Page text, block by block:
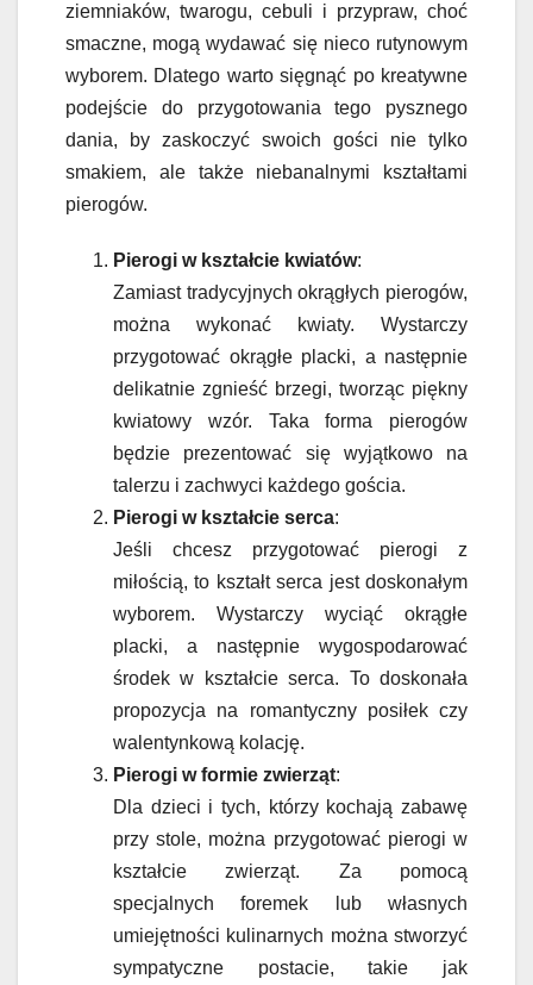
ziemniaków, twarogu, cebuli i przypraw, choć
smaczne, mogą wydawać się nieco rutynowym
wyborem. Dlatego warto sięgnąć po kreatywne
podejście do przygotowania tego pysznego
dania, by zaskoczyć swoich gości nie tylko
smakiem, ale także niebanalnymi kształtami
pierogów.
Pierogi w kształcie kwiatów:
Zamiast tradycyjnych okrągłych pierogów,
można wykonać kwiaty. Wystarczy
przygotować okrągłe placki, a następnie
delikatnie zgnieść brzegi, tworząc piękny
kwiatowy wzór. Taka forma pierogów
będzie prezentować się wyjątkowo na
talerzu i zachwyci każdego gościa.
Pierogi w kształcie serca:
Jeśli chcesz przygotować pierogi z
miłością, to kształt serca jest doskonałym
wyborem. Wystarczy wyciąć okrągłe
placki, a następnie wygospodarować
środek w kształcie serca. To doskonała
propozycja na romantyczny posiłek czy
walentynkową kolację.
Pierogi w formie zwierząt:
Dla dzieci i tych, którzy kochają zabawę
przy stole, można przygotować pierogi w
kształcie zwierząt. Za pomocą
specjalnych foremek lub własnych
umiejętności kulinarnych można stworzyć
sympatyczne postacie, takie jak